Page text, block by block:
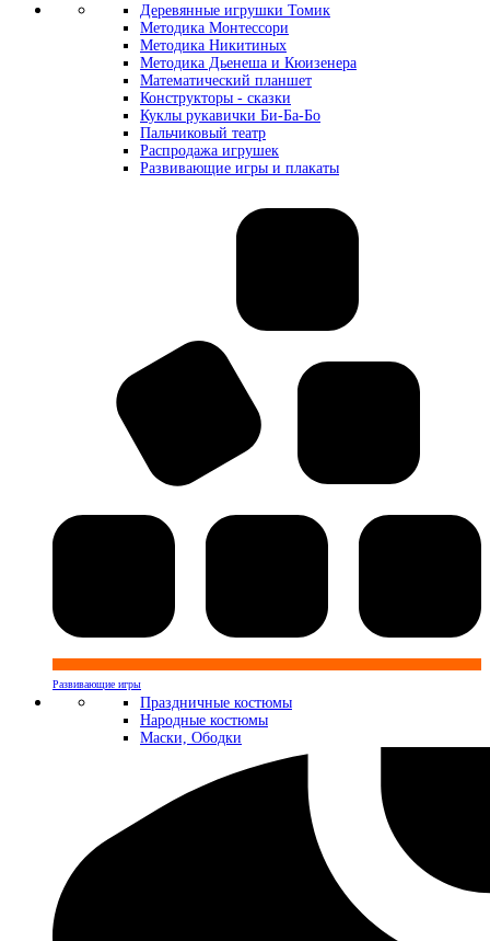
Деревянные игрушки Томик
Методика Монтессори
Методика Никитиных
Методика Дьенеша и Кюизенера
Математический планшет
Конструкторы - сказки
Куклы рукавички Би-Ба-Бо
Пальчиковый театр
Распродажа игрушек
Развивающие игры и плакаты
Развивающие игры
Праздничные костюмы
Народные костюмы
Маски, Ободки